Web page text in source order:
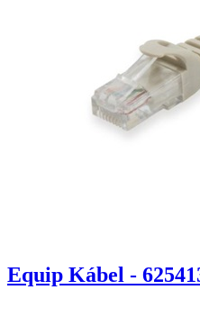
Equip Kábel -